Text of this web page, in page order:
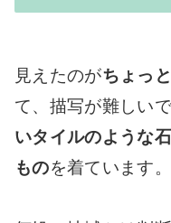
見えたのがちょっ
て、描写が難しいで
いタイルのような
ものを着ています。